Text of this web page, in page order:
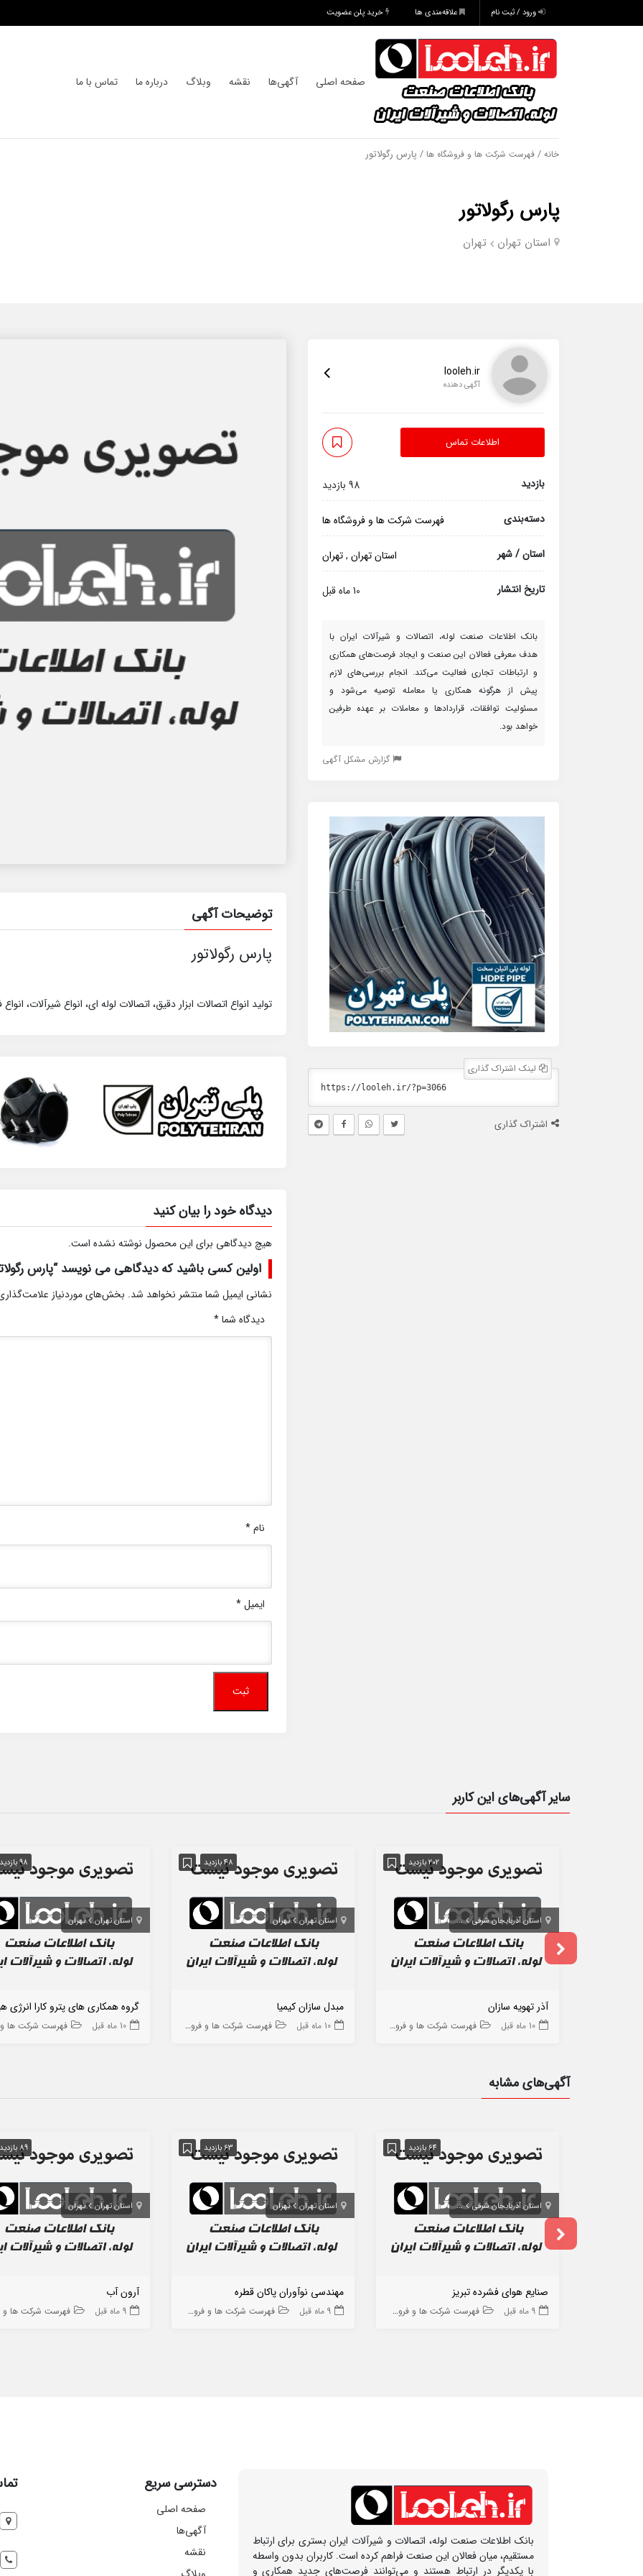
ورود / ثبت نام علاقه‌مندی ها خرید پلن عضویت
صفحه اصلی آگهی‌ها نقشه وبلاگ درباره ما تماس با ما
خانه / فهرست شرکت ها و فروشگاه ها / پارس رگولاتور
پارس رگولاتور
استان تهران تهران
looleh.ir
آگهی دهنده
اطلاعات تماس
بازدید 98 بازدید
دسته‌بندی فهرست شرکت ها و فروشگاه ها
استان / شهر استان تهران ,تهران
تاریخ انتشار 10 ماه قبل
بانک اطلاعات صنعت لوله، اتصالات و شیرآلات ایران با
هدف معرفی فعالان این صنعت و ایجاد فرصت‌های همکاری
و ارتباطات تجاری فعالیت می‌کند. انجام بررسی‌های لازم
پیش از هرگونه همکاری یا معامله توصیه می‌شود و
مسئولیت توافقات، قراردادها و معاملات بر عهده طرفین
خواهد بود.
گزارش مشکل آگهی
لینک اشتراک گذاری
اشتراک گذاری
توضیحات آگهی
پارس رگولاتور
تولید انواع اتصالات ابزار دقیق، اتصالات لوله ای، انواع شیرآلات،
دیدگاه خود را بیان کنید
هیچ دیدگاهی برای این محصول نوشته نشده است.
اولین کسی باشید که دیدگاهی می نویسد “پارس
نشانی ایمیل شما منتشر نخواهد شد. بخش‌های موردنیاز
دیدگاه شما*
نام*
ایمیل*
سایر آگهی‌های این کاربر
202 بازدید
استان آذربایجان شرقی تبریز
آذر تهویه سازان
10 ماه قبل فهرست شرکت ها و فروشگاه ها
48 بازدید
استان تهران تهران
مبدل سازان کیمیا
10 ماه قبل فهرست شرکت ها و فروشگاه ها
98 بازدید
استان تهران تهران
گروه همکاری های پترو کارا انرژی
10 ماه قبل فهرست شرکت ها و
آگهی‌های مشابه
64 بازدید
استان آذربایجان شرقی تبریز
صنایع هوای فشرده تبریز
9 ماه قبل فهرست شرکت ها و فروشگاه ها
63 بازدید
استان تهران تهران
مهندسی نوآوران پاکان قطره
9 ماه قبل فهرست شرکت ها و فروشگاه ها
89 بازدید
استان تهران تهران
آرون آب
9 ماه قبل فهرست شرکت ها و
بانک اطلاعات صنعت لوله، اتصالات و شیرآلات ایران بستری برای ارتباط
مستقیم، میان فعالان این صنعت فراهم کرده است. کاربران بدون واسطه
با یکدیگر در ارتباط هستند و می‌توانند فرصت‌های جدید همکاری و
دسترسی سریع
صفحه اصلی
آگهی‌ها
نقشه